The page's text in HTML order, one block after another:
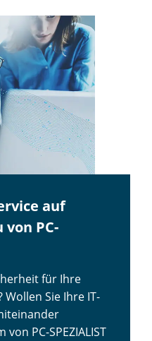
auf
PC-
für Ihre
Sie Ihre IT-
PC-SPEZIALIST